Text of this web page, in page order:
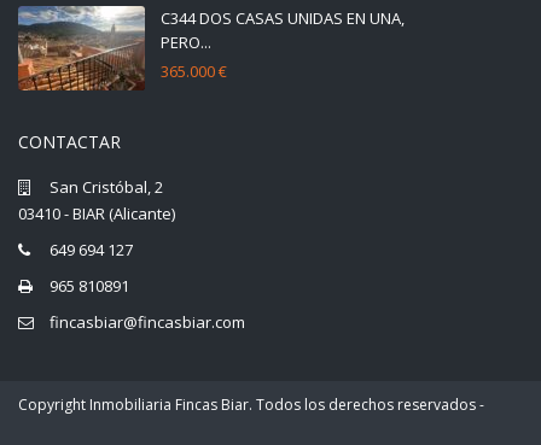
C344 DOS CASAS UNIDAS EN UNA,
PERO...
365.000 €
CONTACTAR
San Cristóbal, 2
03410 - BIAR (Alicante)
649 694 127
965 810891
fincasbiar@fincasbiar.com
Copyright Inmobiliaria Fincas Biar. Todos los derechos reservados -